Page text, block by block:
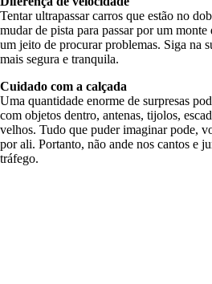
Tentar ultrapassar carros que estão no
mudar de pista para passar por um monte
um jeito de procurar problemas. Siga na
mais segura e tranquila.
Cuidado com a calçada
Uma quantidade enorme de surpresas
com objetos dentro, antenas, tijolos,
velhos. Tudo que puder imaginar pode,
por ali. Portanto, não ande nos cantos e
tráfego.